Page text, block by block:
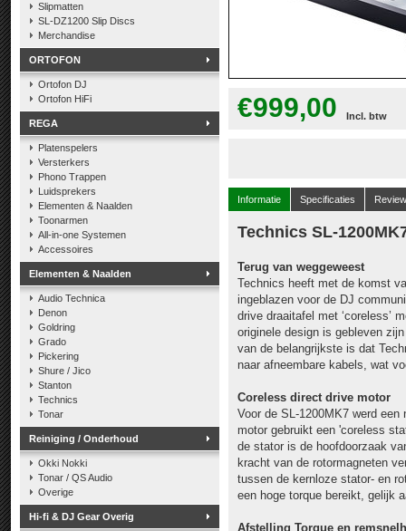
Slipmatten
SL-DZ1200 Slip Discs
Merchandise
ORTOFON
Ortofon DJ
Ortofon HiFi
REGA
Platenspelers
Versterkers
Phono Trappen
Luidsprekers
Elementen & Naalden
Toonarmen
All-in-one Systemen
Accessoires
Elementen & Naalden
Audio Technica
Denon
Goldring
Grado
Pickering
Shure / Jico
Stanton
Technics
Tonar
Reiniging / Onderhoud
Okki Nokki
Tonar / QS Audio
Overige
Hi-fi & DJ Gear Overig
€999,00 Incl. btw
Informatie Specificaties
Technics SL-
Terug van weggeweest
Technics heeft met de komst
ingeblazen voor de DJ
drive draaitafel met ‘coreless’
originele design is gebleven
van de belangrijkste is dat
naar afneembare kabels, wat
Coreless direct drive motor
Voor de SL-1200MK7 werd
motor gebruikt een 'coreless
de stator is de hoofdoorzaak
kracht van de rotormagneten
tussen de kernloze stator- en
een hoge torque bereikt, gelijk
Afstelling Torque en